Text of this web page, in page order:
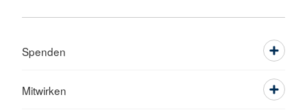
Spenden
Mitwirken